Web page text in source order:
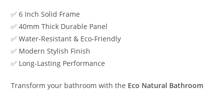
✅ 6 Inch Solid Frame
✅ 40mm Thick Durable Panel
✅ Water-Resistant & Eco-Friendly
✅ Modern Stylish Finish
✅ Long-Lasting Performance
Transform your bathroom with the Eco Natural Bathroom